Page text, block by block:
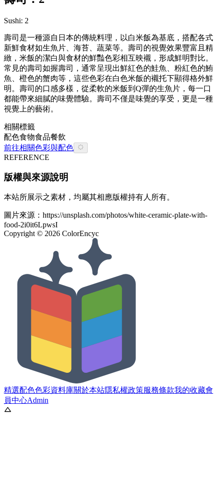
Sushi: 2
壽司是一種源自日本的傳統料理，以白米飯為基底，搭配各式
新鮮食材如生魚片、海苔、蔬菜等。壽司的視覺效果豐富且精
緻，米飯的潔白與食材的鮮豔色彩相互映襯，形成鮮明對比。
常見的壽司如握壽司，通常呈現出鮮紅色的鮭魚、粉紅色的鮪
魚、橙色的蟹肉等，這些色彩在白色米飯的襯托下顯得格外鮮
明。壽司的口感多樣，從柔軟的米飯到Q彈的生魚片，每一口
都能帶來細膩的味覺體驗。壽司不僅是味覺的享受，更是一種
視覺上的藝術。
相關標籤
配色食物食品餐飲
前往相關色彩與配色
REFERENCE
版權與來源說明
本站所展示之素材，均屬其相應版權持有人所有。
圖片來源： https://unsplash.com/photos/white-ceramic-plate-with-
food-2i0it6LpwsI
Copyright © 2026 ColorEncyc
精選配色色彩資料庫關於本站隱私權政策服務條款我的收藏會
員中心Admin